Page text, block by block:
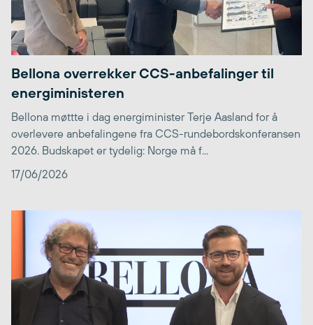
Bellona overrekker CCS-anbefalinger til
energiministeren
Bellona møttte i dag energiminister Terje Aasland for å
overlevere anbefalingene fra CCS-rundebordskonferansen
2026. Budskapet er tydelig: Norge må f...
17/06/2026